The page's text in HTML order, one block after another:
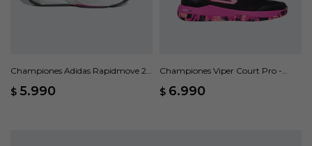
Championes Adidas Rapidmove 2 -
$ 5.990
Championes Viper Court Pro -
$ 6.990